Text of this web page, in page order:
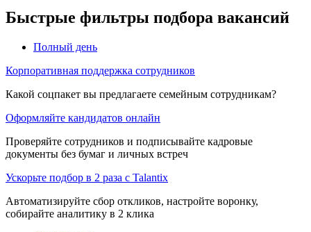
Быстрые фильтры подбора вакансий
Полный день
Корпоративная поддержка сотрудников
Какой соцпакет вы предлагаете семейным сотрудникам?
Оформляйте кандидатов онлайн
Проверяйте сотрудников и подписывайте кадровые
документы без бумаг и личных встреч
Ускорьте подбор в 2 раза с Talantix
Автоматизируйте сбор откликов, настройте воронку,
собирайте аналитику в 2 клика